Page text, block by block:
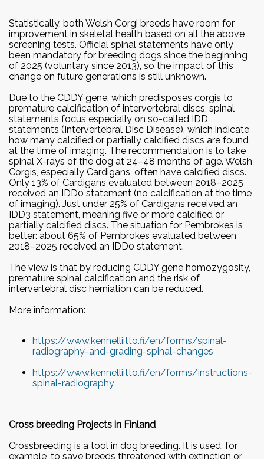
Vuoden harrastecorgit 2017
2016
Vuoden cardiganit 2016
Vuoden pembroket 2016
Statistically, both Welsh Corgi breeds have room for
improvement in skeletal health based on all the above
screening tests. Official spinal statements have only
been mandatory for breeding dogs since the beginning
of 2025 (voluntary since 2013), so the impact of this
change on future generations is still unknown.
Due to the CDDY gene, which predisposes corgis to
premature calcification of intervertebral discs, spinal
statements focus especially on so-called IDD
statements (Intervertebral Disc Disease), which indicate
how many calcified or partially calcified discs are found
at the time of imaging. The recommendation is to take
spinal X-rays of the dog at 24–48 months of age. Welsh
Corgis, especially Cardigans, often have calcified discs.
Only 13% of Cardigans evaluated between 2018–2025
received an IDD0 statement (no calcification at the time
of imaging). Just under 25% of Cardigans received an
IDD3 statement, meaning five or more calcified or
partially calcified discs. The situation for Pembrokes is
better: about 65% of Pembrokes evaluated between
2018–2025 received an IDD0 statement.
The view is that by reducing CDDY gene homozygosity,
premature spinal calcification and the risk of
intervertebral disc herniation can be reduced.
More information:
https://www.kennelliitto.fi/en/forms/spinal-
radiography-and-grading-spinal-changes
https://www.kennelliitto.fi/en/forms/instructions-
spinal-radiography
Cross breeding Projects in Finland
Crossbreeding is a tool in dog breeding. It is used, for
example, to save breeds threatened with extinction or